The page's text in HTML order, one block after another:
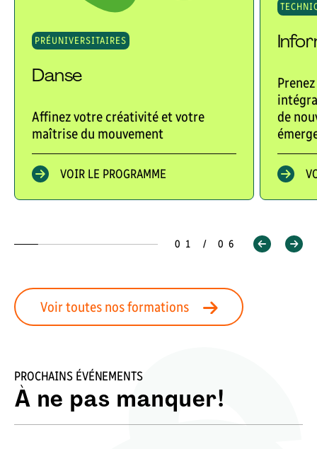
PRÉUNIVERSITAIRES
Danse
Affinez votre créativité et votre
maîtrise du mouvement
VOIR LE PROGRAMME
de
01 / 06
Voir toutes nos formations
PROCHAINS ÉVÉNEMENTS
À ne pas manquer!